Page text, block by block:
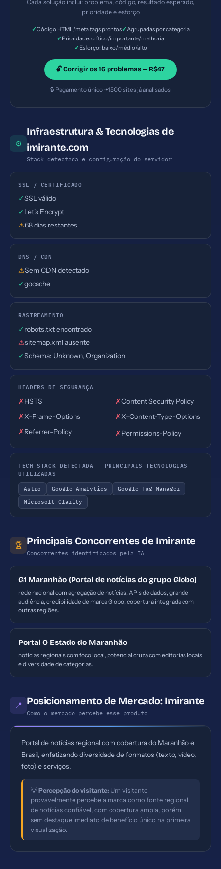
Cada solução inclui: problema, código, resultado esperado,
prioridade e esforço
✓Código HTML/meta tags prontos✓Agrupadas por categoria
✓Prioridade: crítico/importante/melhoria
✓Esforço: baixo/médio/alto
🔓 Corrigir os 16 problemas — R$47
🔒 Pagamento único · +1.500 sites já analisados
⚙
Infraestrutura & Tecnologias de
imirante.com
Stack detectada e configuração do servidor
SSL / CERTIFICADO
✓SSL válido
✓ Let's Encrypt
⚠68 dias restantes
DNS / CDN
⚠Sem CDN detectado
✓gocache
RASTREAMENTO
✓ robots.txt encontrado
⚠sitemap.xml ausente
✓Schema: Unknown, Organization
HEADERS DE SEGURANÇA
✗HSTS ✗Content Security Policy
✗X-Frame-Options ✗X-Content-Type-Options
✗Referrer-Policy ✗Permissions-Policy
TECH STACK DETECTADA - PRINCIPAIS TECNOLOGIAS
UTILIZADAS
Astro Google Analytics
Google Tag Manager
Microsoft Clarity
🏆 Principais Concorrentes de Imirante
Concorrentes identificados pela IA
G1 Maranhão (Portal de notícias do grupo Globo)
rede nacional com agregação de notícias, APIs de dados, grande
audiência, credibilidade de marca Globo; cobertura integrada com
outras regiões.
Portal O Estado do Maranhão
notícias regionais com foco local, potencial cruza com editorias locais
e diversidade de categorias.
📍 Posicionamento de Mercado: Imirante
Como o mercado percebe esse produto
Portal de notícias regional com cobertura do Maranhão e
Brasil, enfatizando diversidade de formatos (texto, vídeo,
foto) e serviços.
💡Percepção do visitante: Um visitante
provavelmente percebe a marca como fonte regional
de notícias confiável, com cobertura ampla, porém
sem destaque imediato de benefício único na primeira
visualização.